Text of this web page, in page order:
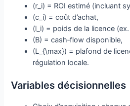
(r_i) = ROI estimé (incluant
(c_i) = coût d’achat,
(l_i) = poids de la licence
(B) = cash‑flow disponible,
(L_{\max}) = plafond de
régulation locale.
Variables décisionnelles